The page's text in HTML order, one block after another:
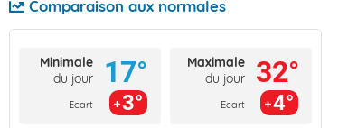
Comparaison aux normales
Minimale
du jour
Ecart
17°
3°
Maximale
du jour
Ecart
32°
4°